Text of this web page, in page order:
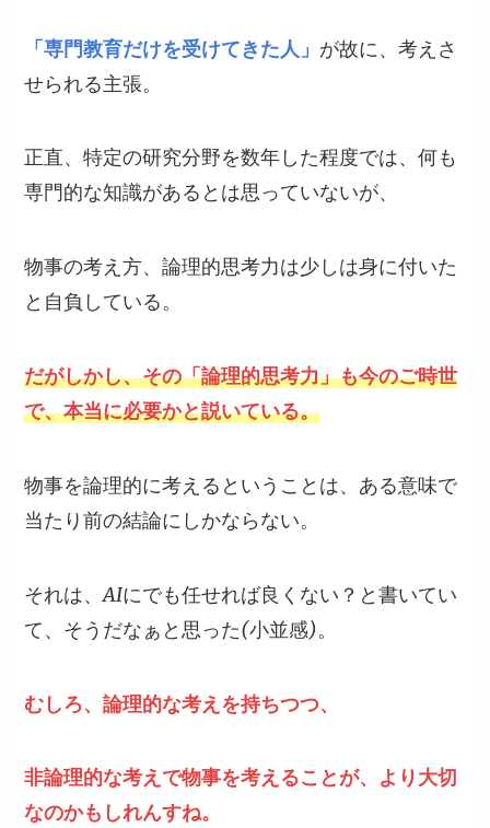
「専門教育だけを受けてきた人」 が故に、考えさ
せられる主張。
正直、特定の研究分野を数年した程度では、何も
専門的な知識があるとは思っていないが、
物事の考え方、論理的思考力は少しは身に付いた
と自負している。
だがしかし、その「論理的思考力」も今のご時世
で、本当に必要かと説いている。
物事を論理的に考えるということは、ある意味で
当たり前の結論にしかならない。
それは、AIにでも任せれば良くない？と書いてい
て、そうだなぁと思った(小並感)。
むしろ、論理的な考えを持ちつつ、
非論理的な考えで物事を考えることが、より大切
なのかもしれんすね。